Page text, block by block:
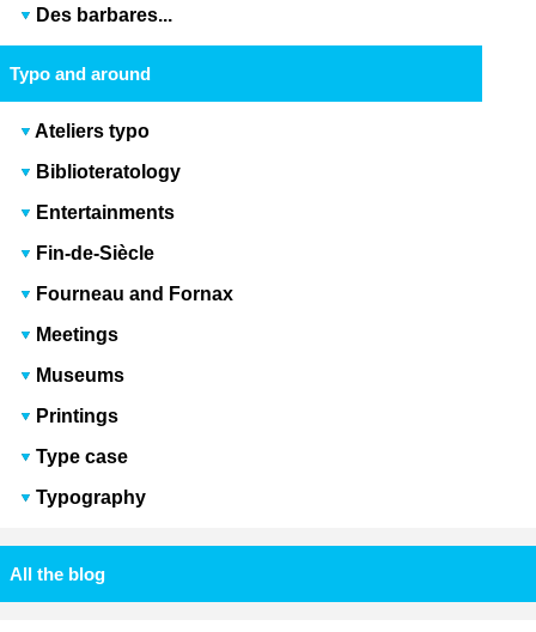
Des barbares...
Typo and around
Ateliers typo
Biblioteratology
Entertainments
Fin-de-Siècle
Fourneau and Fornax
Meetings
Museums
Printings
Type case
Typography
All the blog